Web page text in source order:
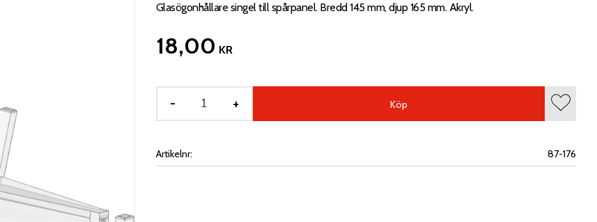
Glasögonhållare singel till spårpanel. Bredd 145 mm, djup 165 mm. Akryl.
18,00 KR
+
- Köp
Lägg
Artikelnr 87-176